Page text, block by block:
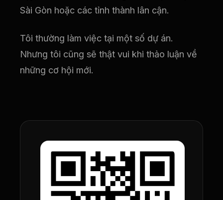
Sài Gòn hoặc các tỉnh thành lân cận.
Tôi thường làm việc tại một số dự án.
Nhưng tôi cũng sẽ thật vui khi thảo luận về
những cơ hội mới.